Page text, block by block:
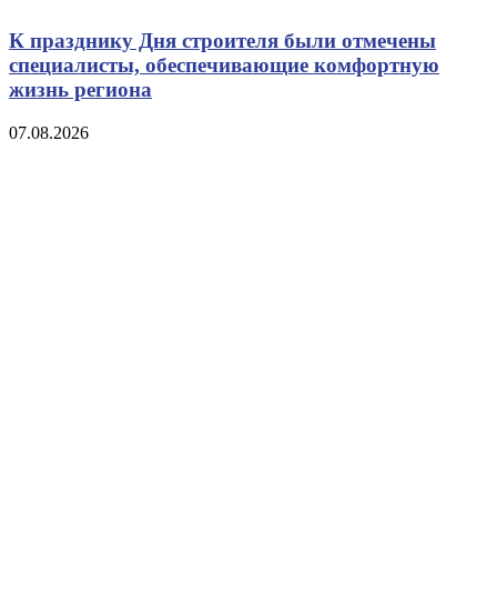
К празднику Дня строителя были отмечены
специалисты, обеспечивающие комфортную
жизнь региона
07.08.2026